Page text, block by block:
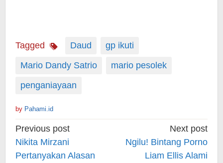
Tagged Daud
gp ikuti
Mario Dandy Satrio
mario pesolek
penganiayaan
by Pahami.id
Post
navigation
Previous post
Nikita Mirzani
Pertanyakan Alasan
Next post
Ngilu! Bintang Porno
Liam Ellis Alami